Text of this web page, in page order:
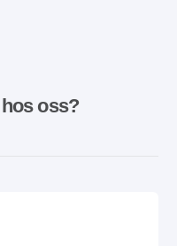
oss?